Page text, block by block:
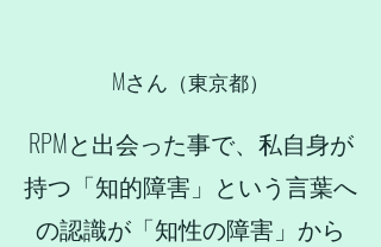
Mさん ​（東京都）
RPMと出会った事で、私自身が
持つ「知的障害」という言葉へ
の認識が「知性の障害」から